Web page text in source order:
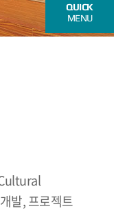
QUICK
MENU
발, 프로젝트